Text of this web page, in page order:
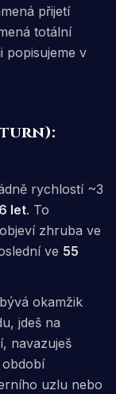
přijetí
totální
popisujeme v
rychlostí ~3
let. To
zhruba ve
ve 55
okamžik
jdeš na
navazuješ
uzlu nebo